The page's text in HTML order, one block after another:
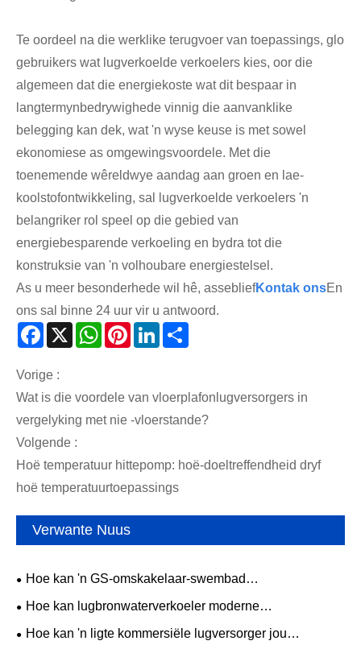
Te oordeel na die werklike terugvoer van toepassings, glo
gebruikers wat lugverkoelde verkoelers kies, oor die
algemeen dat die energiekoste wat dit bespaar in
langtermynbedrywighede vinnig die aanvanklike
belegging kan dek, wat 'n wyse keuse is met sowel
ekonomiese as omgewingsvoordele. Met die
toenemende wêreldwye aandag aan groen en lae-
koolstofontwikkeling, sal lugverkoelde verkoelers 'n
belangriker rol speel op die gebied van
energiebesparende verkoeling en bydra tot die
konstruksie van 'n volhoubare energiestelsel.
As u meer besonderhede wil hê, assebliefKontak onsEn
ons sal binne 24 uur vir u antwoord.
Facebook
X WhatsAppPinterestLinkedIn
Vorige :
Wat is die voordele van vloerplafonlugversorgers in
vergelyking met nie -vloerstande?
Volgende :
Hoë temperatuur hittepomp: hoë-doeltreffendheid dryf
hoë temperatuurtoepassings
Verwante Nuus
Hoe kan 'n GS-omskakelaar-swembad
warmwaterverhittingspomp energiedoeltreffendheid
Hoe kan lugbronwaterverkoeler moderne
energiedoeltreffendheid verbeter?
Hoe kan 'n ligte kommersiële lugversorger jou